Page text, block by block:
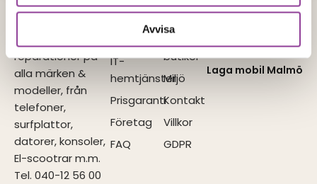
Avvisa
reparationer på
alla märken &
modeller, från
telefoner,
surfplattor,
datorer, konsoler,
El-scootrar m.m.
Tel. 040-12 56 00
Tjänster
IT-
hemtjänster
Prisgaranti
Företag
FAQ
Navigera
butiker
Miljö
Kontakt
Villkor
GDPR
Laga mobil Malmö